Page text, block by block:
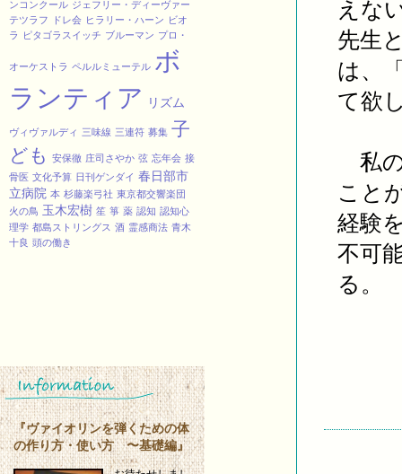
えな
先生
は、
て欲
私
こと
経験
不可
る。
ンコンクール ジェフリー・ディーヴァー
テツラフ
ドレ会 ヒラリー・ハーン ビオ
ラ
ピタゴラスイッチ ブルーマン プロ・
オーケストラ ペルルミューテル ボ
ランティア
リズム
ヴィヴァルディ 三味線 三連符 募集 子
ども
安保徹 庄司さやか 弦 忘年会 接
骨医 文化予算 日刊ゲンダイ 春日部市
立病院 本 杉藤楽弓社 東京都交響楽団
火の鳥 玉木宏樹 笙 箏 薬 認知 認知心
理学 都島ストリングス 酒 霊感商法 青木
十良 頭の働き
『ヴァイオリンを弾くための体
の作り方・使い方 〜基礎編』